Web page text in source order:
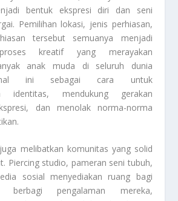
bentuk ekspresi diri dan seni
Pemilihan lokasi, jenis perhiasan,
tersebut semuanya menjadi
kreatif yang merayakan
anak muda di seluruh dunia
hal ini sebagai cara untuk
identitas, mendukung gerakan
dan menolak norma-norma
melibatkan komunitas yang solid
Piercing studio, pameran seni tubuh,
sosial menyediakan ruang bagi
berbagi pengalaman mereka,